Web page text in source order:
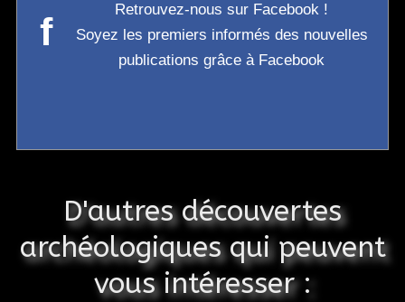
f
Retrouvez-nous sur Facebook !
Soyez les premiers informés des nouvelles
publications grâce à Facebook
D'autres découvertes
archéologiques qui peuvent
vous intéresser :